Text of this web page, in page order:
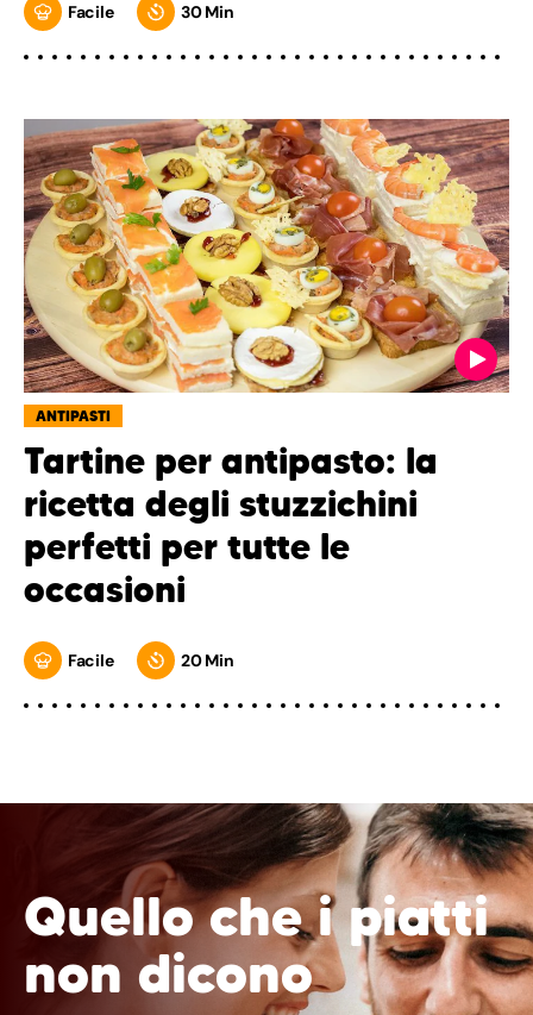
Facile 30 Min
ANTIPASTI
Tartine per antipasto: la
ricetta degli stuzzichini
perfetti per tutte le
occasioni
Facile 20 Min
Quello che i piatti
non dicono